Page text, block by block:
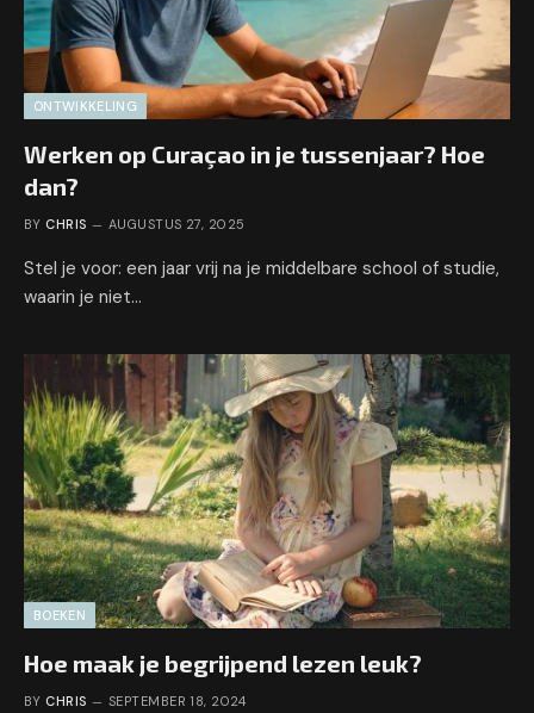
ONTWIKKELING
Werken op Curaçao in je tussenjaar? Hoe
dan?
BY CHRIS AUGUSTUS 27, 2025
Stel je voor: een jaar vrij na je middelbare school of studie,
waarin je niet…
BOEKEN
Hoe maak je begrijpend lezen leuk?
BY CHRIS SEPTEMBER 18, 2024